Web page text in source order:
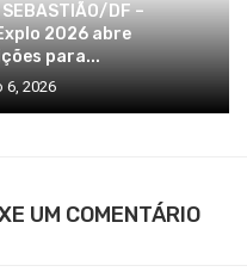
SEBASTIÃO/DF –
2026 abre
para...
6, 2026
UM COMENTÁRIO